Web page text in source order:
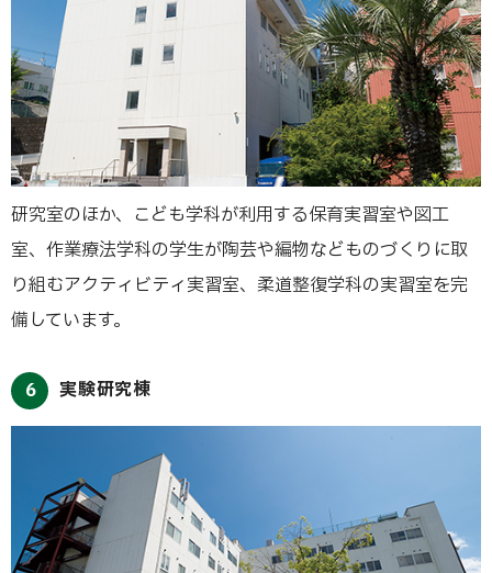
研究室のほか、こども学科が利用する保育実習室や図工
室、作業療法学科の学生が陶芸や編物などものづくりに取
り組むアクティビティ実習室、柔道整復学科の実習室を完
備しています。
6 実験研究棟